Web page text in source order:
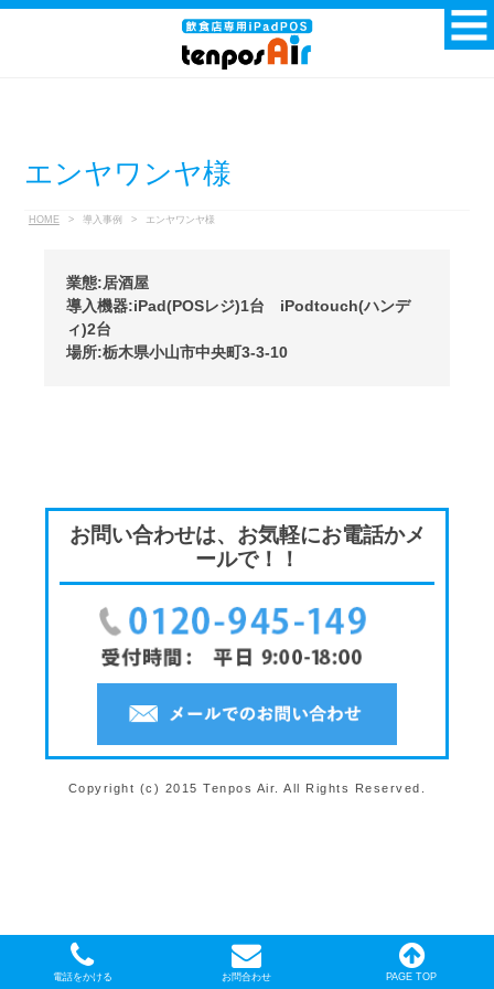
エンヤワンヤ様
HOME > 導入事例 > エンヤワンヤ様
業態:居酒屋
導入機器:iPad(POSレジ)1台 iPodtouch(ハンデ
ィ)2台
場所:栃木県小山市中央町3-3-10
お問い合わせは、お気軽にお電話かメ
ールで！！
Copyright (c) 2015 Tenpos Air. All Rights Reserved.
電話をかける お問合わせ PAGE TOP